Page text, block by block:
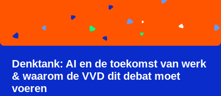
Denktank: AI en de toekomst van werk
& waarom de VVD dit debat moet
voeren